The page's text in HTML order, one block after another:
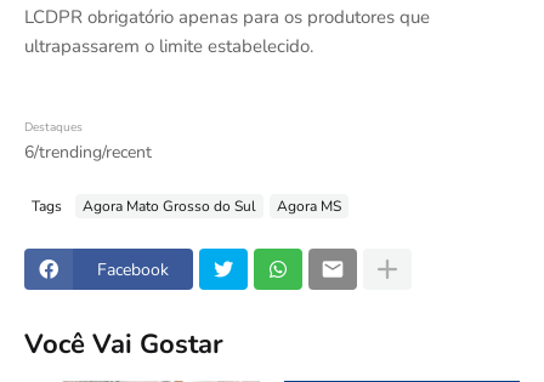
LCDPR obrigatório apenas para os produtores que
ultrapassarem o limite estabelecido.
Destaques
6/trending/recent
Tags Agora Mato Grosso do Sul Agora MS
Facebook
Você Vai Gostar